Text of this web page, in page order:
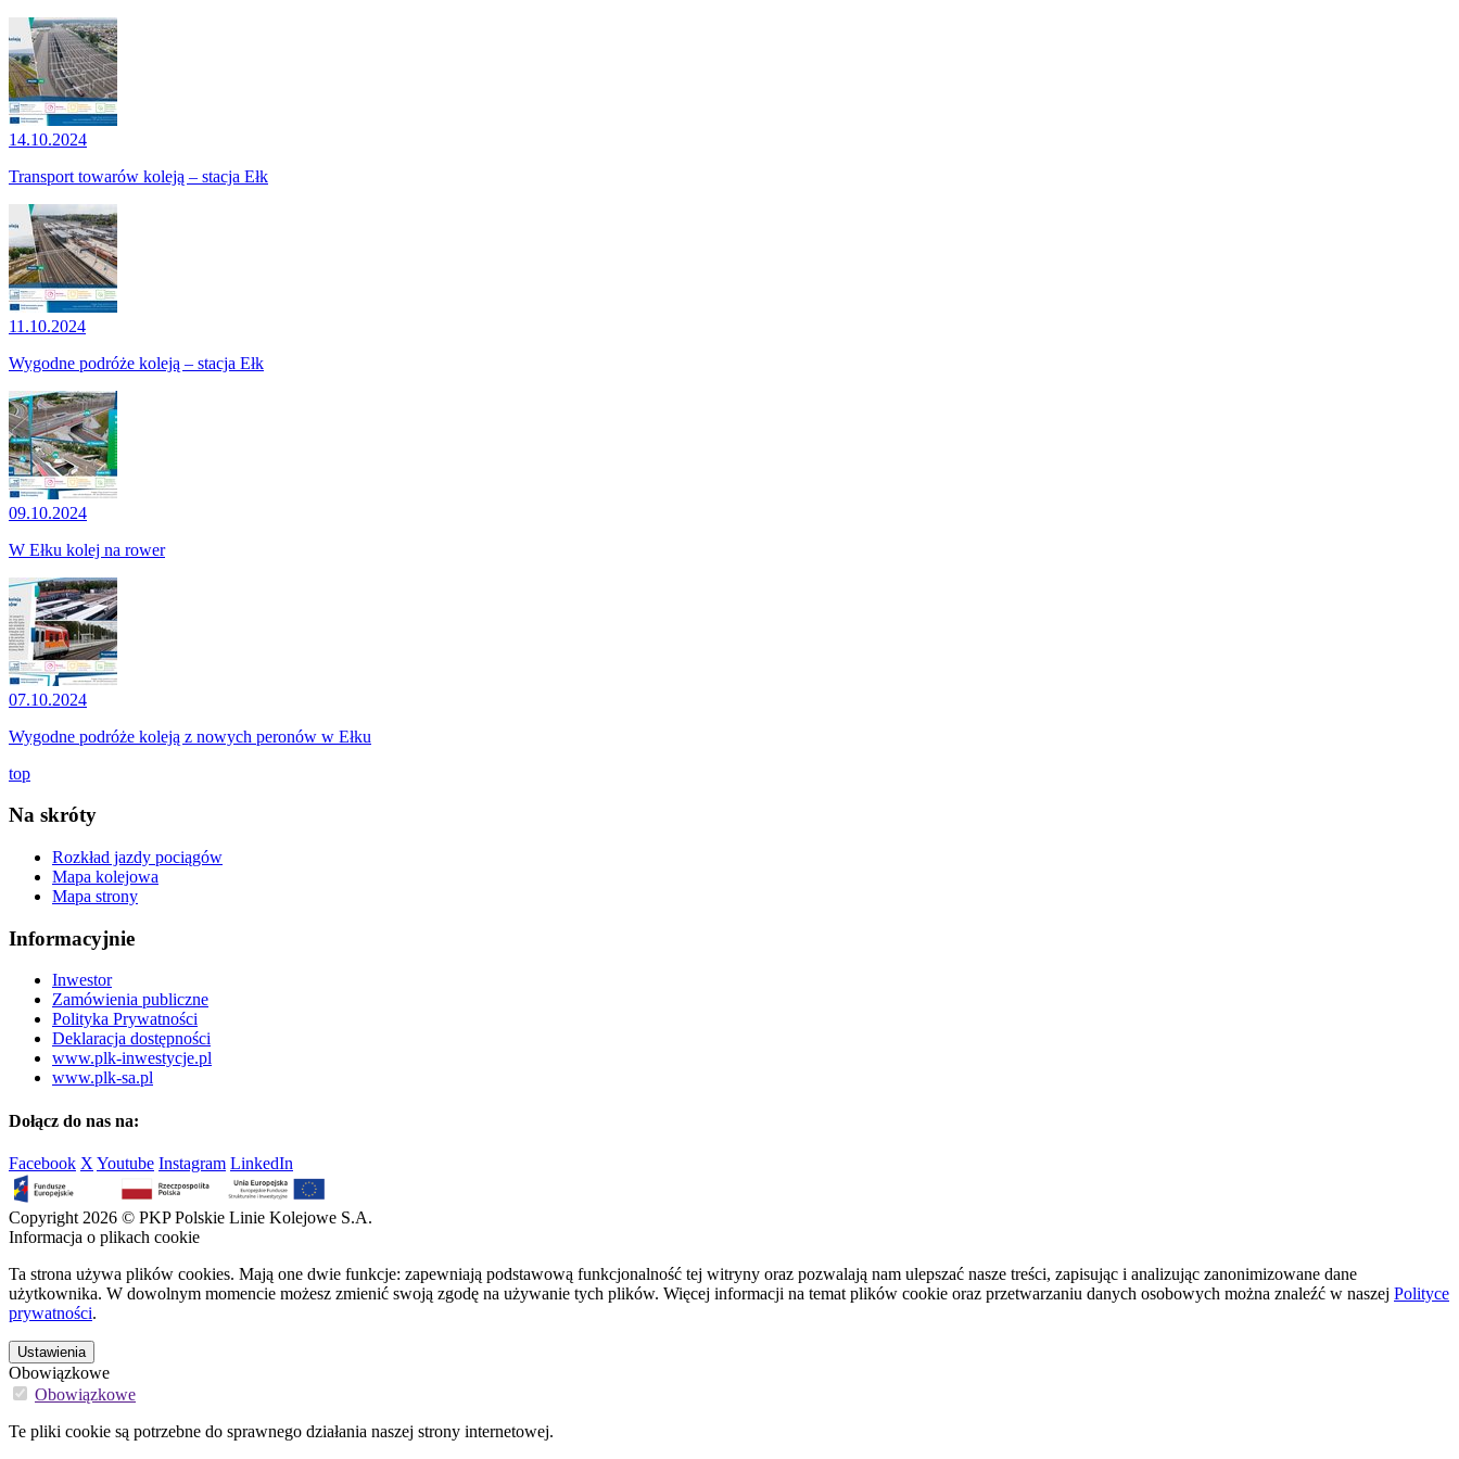
14.10.2024
Transport towarów koleją – stacja Ełk
11.10.2024
Wygodne podróże koleją – stacja Ełk
09.10.2024
W Ełku kolej na rower
07.10.2024
Wygodne podróże koleją z nowych peronów w Ełku
top
Na skróty
Rozkład jazdy pociągów
Mapa kolejowa
Mapa strony
Informacyjnie
Inwestor
Zamówienia publiczne
Polityka Prywatności
Deklaracja dostępności
www.plk-inwestycje.pl
www.plk-sa.pl
Dołącz do nas na:
Facebook X Youtube Instagram LinkedIn
Copyright 2026 © PKP Polskie Linie Kolejowe S.A.
Informacja o plikach cookie
Ta strona używa plików cookies. Mają one dwie funkcje: zapewniają podstawową funkcjonalność tej witryny oraz pozwalają nam ulepszać nasze treści, zapisując i analizując zanonimizowane dane
użytkownika. W dowolnym momencie możesz zmienić swoją zgodę na używanie tych plików. Więcej informacji na temat plików cookie oraz przetwarzaniu danych osobowych można znaleźć w naszej Polityce
prywatności.
Ustawienia
Obowiązkowe
Obowiązkowe
Te pliki cookie są potrzebne do sprawnego działania naszej strony internetowej.